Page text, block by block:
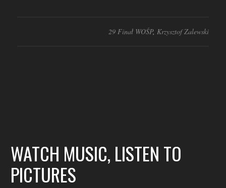
29 Finał WOŚP, Krzysztof Zalewski
WATCH MUSIC, LISTEN TO
PICTURES